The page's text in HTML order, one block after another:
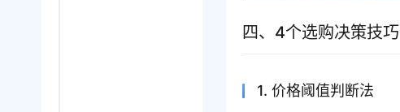
四、4个选购决策技巧
1. 价格阈值判断法